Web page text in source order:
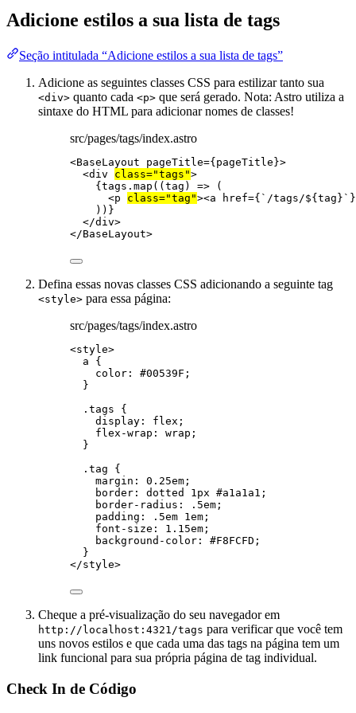
Adicione estilos a sua lista de tags
Seção intitulada “Adicione estilos a sua lista de tags”
Adicione as seguintes classes CSS para estilizar tanto sua
<div> quanto cada <p> que será gerado. Nota: Astro utiliza a
sintaxe do HTML para adicionar nomes de classes!
src/pages/tags/index.astro
<BaseLayout pageTitle={ pageTitle }>
<div class="tags ">
{ tags . map ( ( tag ) => (
<p class="tag "><a href={ ` /tags/${ tag } ` }
)) }
</div>
</BaseLayout>
Defina essas novas classes CSS adicionando a seguinte tag
<style> para essa página:
src/pages/tags/index.astro
<style>
a {
color : #00539F ;
}
.tags {
display : flex ;
flex-wrap : wrap ;
}
.tag {
margin : 0.25em ;
border : dotted 1px #a1a1a1 ;
border-radius : .5em ;
padding : .5em 1em ;
font-size : 1.15em ;
background-color : #F8FCFD ;
}
</style>
Cheque a pré-visualização do seu navegador em
http://localhost:4321/tags para verificar que você tem
uns novos estilos e que cada uma das tags na página tem um
link funcional para sua própria página de tag individual.
Check In de Código